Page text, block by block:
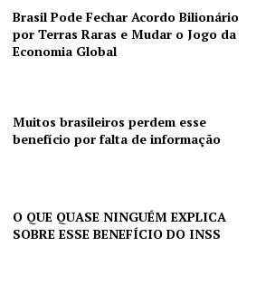
Brasil Pode Fechar Acordo Bilionário
por Terras Raras e Mudar o Jogo da
Economia Global
Muitos brasileiros perdem esse
benefício por falta de informação
O QUE QUASE NINGUÉM EXPLICA
SOBRE ESSE BENEFÍCIO DO INSS